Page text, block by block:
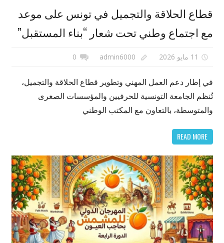
قطاع الحلاقة والتجميل في تونس على موعد
مع اجتماع وطني تحت شعار “بناء المستقبل”
11 مايو 2026 admin6000
0
في إطار دعم العمل المهني وتطوير قطاع الحلاقة والتجميل،
تُنظم الجامعة التونسية للحرفيين والمؤسسات الصغرى
والمتوسطة، بالتعاون مع المكتب الوطني
READ MORE